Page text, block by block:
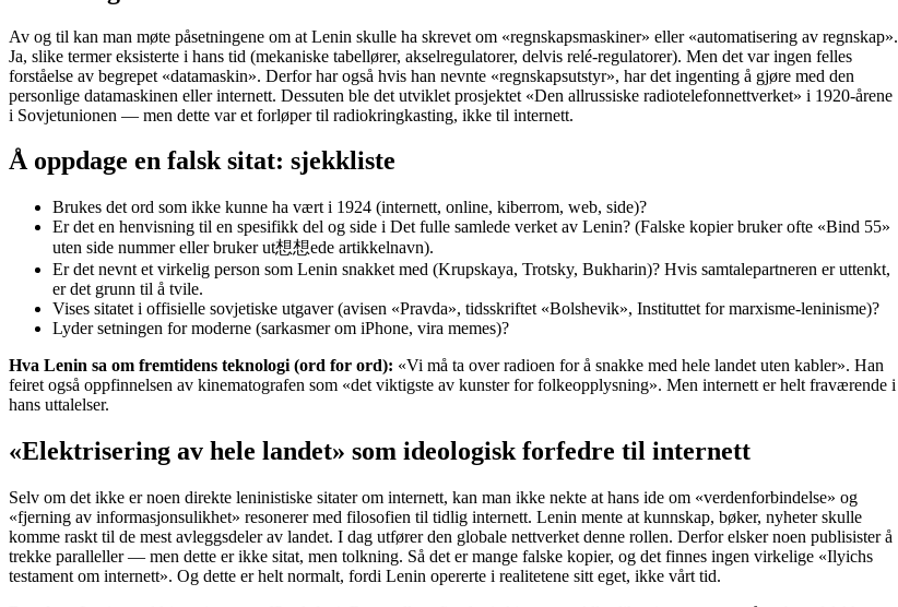
Av og til kan man møte påsetningene om at Lenin skulle ha skrevet om «regnskapsmaskiner» eller «automatisering av regnskap».
Ja, slike termer eksisterte i hans tid (mekaniske tabellører, akselregulatorer, delvis relé-regulatorer). Men det var ingen felles
forståelse av begrepet «datamaskin». Derfor har også hvis han nevnte «regnskapsutstyr», har det ingenting å gjøre med den
personlige datamaskinen eller internett. Dessuten ble det utviklet prosjektet «Den allrussiske radiotelefonnettverket» i 1920-årene
i Sovjetunionen — men dette var et forløper til radiokringkasting, ikke til internett.
Å oppdage en falsk sitat: sjekkliste
Brukes det ord som ikke kunne ha vært i 1924 (internett, online, kiberrom, web, side)?
Er det en henvisning til en spesifikk del og side i Det fulle samlede verket av Lenin? (Falske kopier bruker ofte «Bind 55»
uten side nummer eller bruker ut想想ede artikkelnavn).
Er det nevnt et virkelig person som Lenin snakket med (Krupskaya, Trotsky, Bukharin)? Hvis samtalepartneren er uttenkt,
er det grunn til å tvile.
Vises sitatet i offisielle sovjetiske utgaver (avisen «Pravda», tidsskriftet «Bolshevik», Instituttet for marxisme-leninisme)?
Lyder setningen for moderne (sarkasmer om iPhone, vira memes)?
Hva Lenin sa om fremtidens teknologi (ord for ord): «Vi må ta over radioen for å snakke med hele landet uten kabler». Han
feiret også oppfinnelsen av kinematografen som «det viktigste av kunster for folkeopplysning». Men internett er helt fraværende i
hans uttalelser.
«Elektrisering av hele landet» som ideologisk forfedre til internett
Selv om det ikke er noen direkte leninistiske sitater om internett, kan man ikke nekte at hans ide om «verdenforbindelse» og
«fjerning av informasjonsulikhet» resonerer med filosofien til tidlig internett. Lenin mente at kunnskap, bøker, nyheter skulle
komme raskt til de mest avleggsdeler av landet. I dag utfører den globale nettverket denne rollen. Derfor elsker noen publisister å
trekke paralleller — men dette er ikke sitat, men tolkning. Så det er mange falske kopier, og det finnes ingen virkelige «Ilyichs
testament om internett». Og dette er helt normalt, fordi Lenin opererte i realitetene sitt eget, ikke vårt tid.